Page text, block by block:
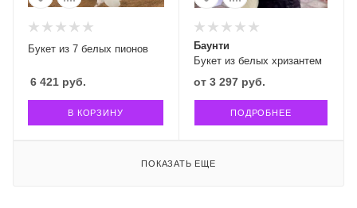
Букет из 7 белых пионов
6 421 руб.
В КОРЗИНУ
Букет из белых хризантем
Баунти
от 3 297 руб.
ПОДРОБНЕЕ
ПОКАЗАТЬ ЕЩЕ